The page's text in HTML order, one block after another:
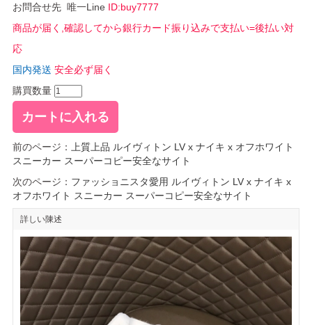
お問合せ先 唯一Line ID:buy7777
商品が届く,確認してから銀行カード振り込みで支払い=後払い対
応
国内発送 安全必ず届く
購買数量
前のページ：
上質上品 ルイヴィトン LV x ナイキ x オフホワイト
スニーカー スーパーコピー安全なサイト
次のページ： ファッショニスタ愛用 ルイヴィトン LV x ナイキ x
オフホワイト スニーカー スーパーコピー安全なサイト
詳しい陳述